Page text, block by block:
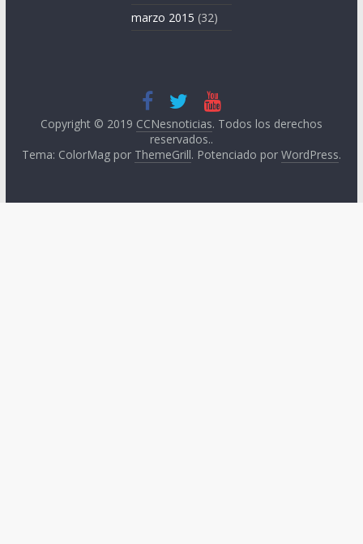
marzo 2015 (32)
Copyright © 2019 CCNesnoticias. Todos los derechos
reservados..
Tema: ColorMag por ThemeGrill. Potenciado por WordPress.